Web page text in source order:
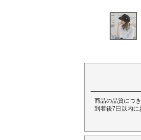
商品の品質につ
到着後7日以内に